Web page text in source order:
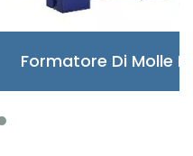
Di Tipo X